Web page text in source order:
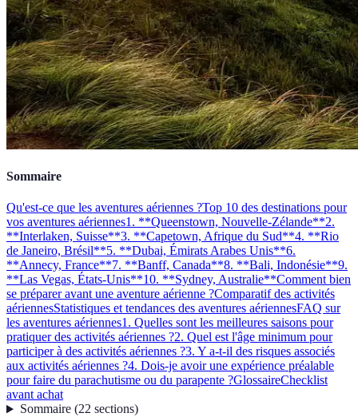
Sommaire
Qu'est-ce que les aventures aériennes ?Top 10 des destinations pour
vos aventures aériennes1. **Queenstown, Nouvelle-Zélande**2.
**Interlaken, Suisse**3. **Capetown, Afrique du Sud**4. **Rio
de Janeiro, Brésil**5. **Dubai, Émirats Arabes Unis**6.
**Annecy, France**7. **Banff, Canada**8. **Bali, Indonésie**9.
**Las Vegas, États-Unis**10. **Sydney, Australie**Comment bien
se préparer avant une aventure aérienne ?Comparatif des activités
aériennesStatistiques et tendances des aventures aériennesFAQ sur
les aventures aériennes1. Quelles sont les meilleures saisons pour
pratiquer des activités aériennes ?2. Quel est l'âge minimum pour
participer à des activités aériennes ?3. Y a-t-il des risques associés
aux activités aériennes ?4. Dois-je avoir une expérience préalable
pour faire du parachutisme ou du parapente ?GlossaireChecklist
avant achat
Sommaire(22 sections)